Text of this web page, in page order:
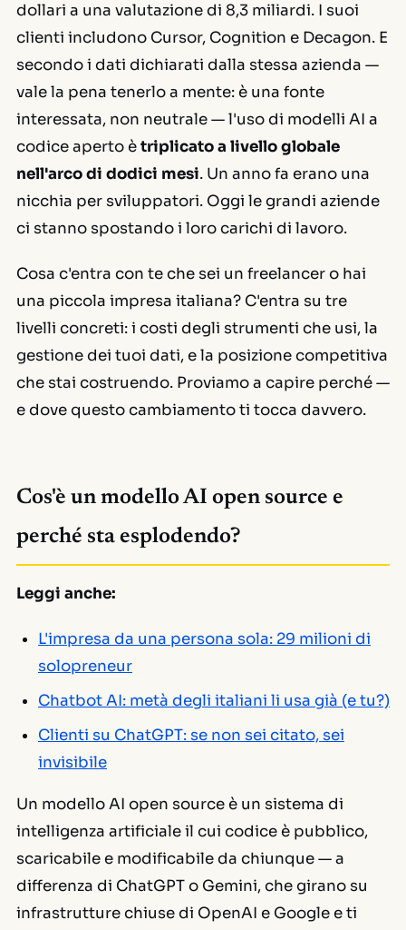
dollari a una valutazione di 8,3 miliardi. I suoi
clienti includono Cursor, Cognition e Decagon. E
secondo i dati dichiarati dalla stessa azienda —
vale la pena tenerlo a mente: è una fonte
interessata, non neutrale — l'uso di modelli AI a
codice aperto ètriplicato a livello globale
nell'arco di dodici mesi. Un anno fa erano una
nicchia per sviluppatori. Oggi le grandi aziende
ci stanno spostando i loro carichi di lavoro.
Cosa c'entra con te che sei un freelancer o hai
una piccola impresa italiana? C'entra su tre
livelli concreti: i costi degli strumenti che usi, la
gestione dei tuoi dati, e la posizione competitiva
che stai costruendo. Proviamo a capire perché —
e dove questo cambiamento ti tocca davvero.
Cos'è un modello AI open source e
perché sta esplodendo?
Leggi anche:
L'impresa da una persona sola: 29 milioni di
solopreneur
Chatbot AI: metà degli italiani li usa già (e tu?)
Clienti su ChatGPT: se non sei citato, sei
invisibile
Un modello AI open source è un sistema di
intelligenza artificiale il cui codice è pubblico,
scaricabile e modificabile da chiunque — a
differenza di ChatGPT o Gemini, che girano su
infrastrutture chiuse di OpenAI e Google e ti